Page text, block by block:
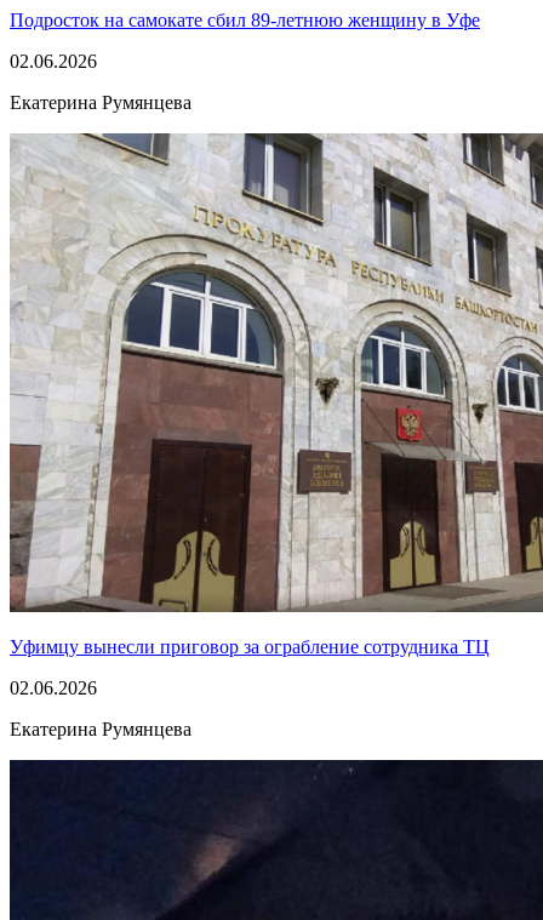
Подросток на самокате сбил 89-летнюю женщину в Уфе
02.06.2026
Екатерина Румянцева
Уфимцу вынесли приговор за ограбление сотрудника ТЦ
02.06.2026
Екатерина Румянцева